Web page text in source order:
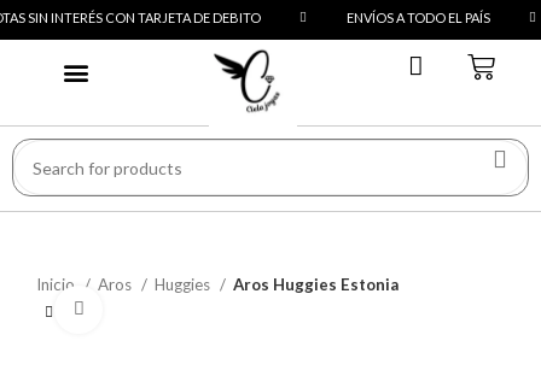
SIN INTERÉS CON TARJETA DE DEBITO ENVÍOS A TODO EL PAÍS
Inicio Aros Huggies Aros Huggies Estonia